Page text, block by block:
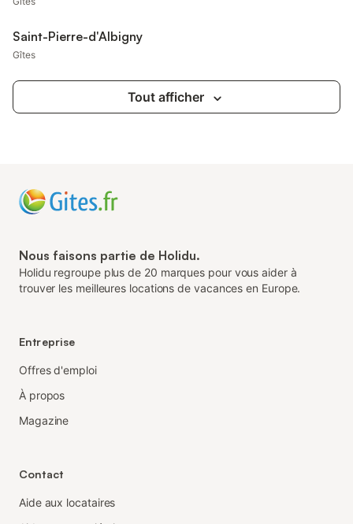
Saint-Pierre-d'Albigny
Gîtes
Tout afficher
Nous faisons partie de Holidu.
Holidu regroupe plus de 20 marques pour vous aider à
trouver les meilleures locations de vacances en Europe.
Entreprise
Offres d'emploi
À propos
Magazine
Contact
Aide aux locataires